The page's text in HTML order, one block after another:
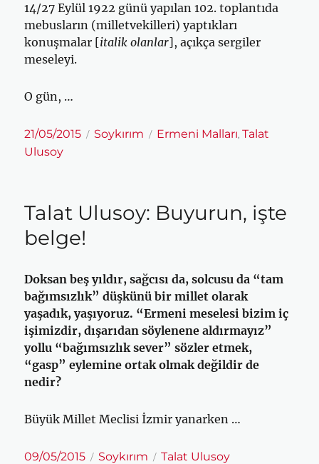
14/27 Eylül 1922 günü yapılan 102. toplantıda
mebusların (milletvekilleri) yaptıkları
konuşmalar [italik olanlar], açıkça sergiler
meseleyi.
O gün, …
Yayın
tarihi
21/05/2015 Kategoriler
Soykırım Etiketler
Ermeni Malları,Talat
Ulusoy
Talat Ulusoy: Buyurun, işte
belge!
Doksan beş yıldır, sağcısı da, solcusu da “tam
bağımsızlık” düşkünü bir millet olarak
yaşadık, yaşıyoruz. “Ermeni meselesi bizim iç
işimizdir, dışarıdan söylenene aldırmayız”
yollu “bağımsızlık sever” sözler etmek,
“gasp” eylemine ortak olmak değildir de
nedir?
Büyük Millet Meclisi İzmir yanarken …
Yayın
09/05/2015 Kategoriler
Soykırım Etiketler
Talat Ulusoy